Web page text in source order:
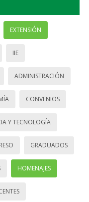
EXTENSIÓN
IIE
ADMINISTRACIÓN
CONVENIOS
Y TECNOLOGÍA
GRADUADOS
HOMENAJES